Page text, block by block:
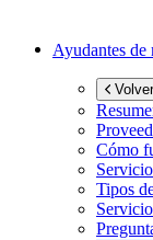
Ayudantes de
Cómo
Tipos